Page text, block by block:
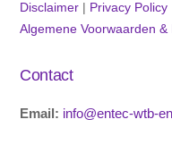
Disclaimer
Privacy Policy
Algemene Voorwaarden
Contact
Email: info@entec-wtb-